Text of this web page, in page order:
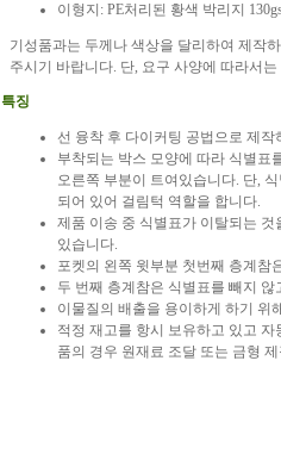
이형지: PE처리된 황색 박리지
기성품과는 두께나 색상을 달리하여 제작
주시기 바랍니다. 단, 요구 사양에 따라서
특징
선 융착 후 다이커팅 공법으로 제
부착되는 박스 모양에 따라 식별표
오른쪽 부분이 트여있습니다. 단,
되어 있어 걸림턱 역할을 합니다.
제품 이송 중 식별표가 이탈되는
있습니다.
포켓의 왼쪽 윗부분 첫번째 층계참
두 번째 층계참은 식별표를 빼지
이물질의 배출을 용이하게 하기 위
적정 재고를 항시 보유하고 있고
품의 경우 원재료 조달 또는 금형